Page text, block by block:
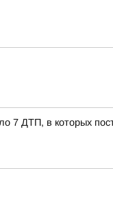
ДТП, в которых